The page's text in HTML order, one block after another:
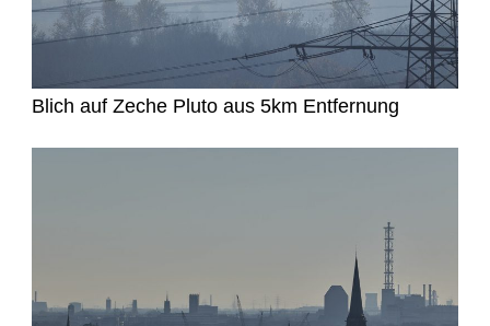
Blich auf Zeche Pluto aus 5km Entfernung